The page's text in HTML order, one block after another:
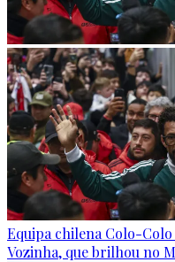
Equipa chilena Colo-
Vozinha, que brilhou no